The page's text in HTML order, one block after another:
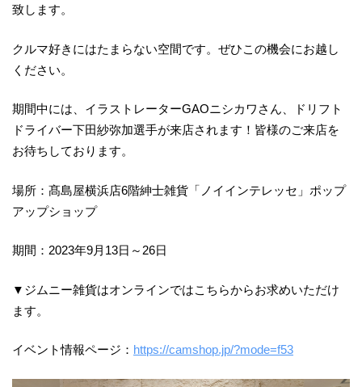
致します。
クルマ好きにはたまらない空間です。ぜひこの機会にお越し
ください。
期間中には、イラストレーターGAOニシカワさん、ドリフト
ドライバー下田紗弥加選手が来店されます！皆様のご来店を
お待ちしております。
場所：髙島屋横浜店6階紳士雑貨「ノイインテレッセ」ポップ
アップショップ
期間：2023年9月13日～26日
▼ジムニー雑貨はオンラインではこちらからお求めいただけ
ます。
イベント情報ページ： https://camshop.jp/?mode=f53